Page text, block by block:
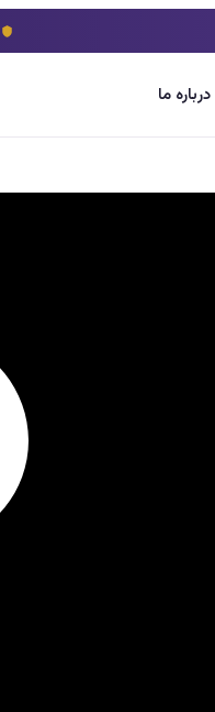
درباره ما